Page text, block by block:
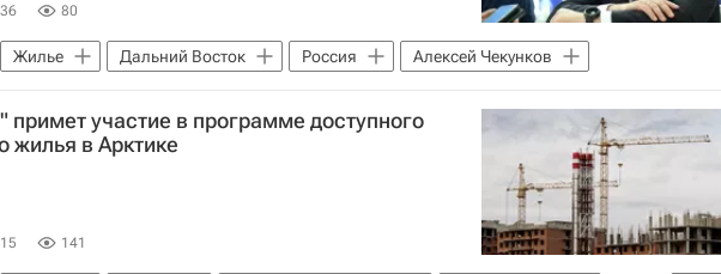
80
Жилье Дальний Восток Россия Алексей Чекунков
примет участие в программе доступного
жилья в Арктике
141